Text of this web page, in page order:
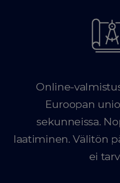
Online-
Euroopan
sekunneissa.
laatiminen. Välitön
ei